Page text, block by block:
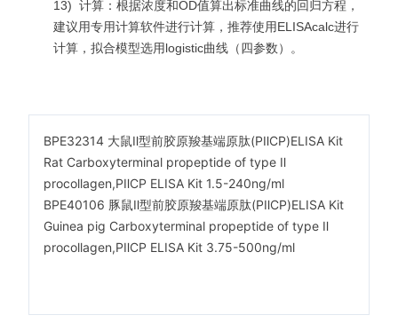
13) 计算：根据浓度和OD值算出标准曲线的回归方程，
建议用专用计算软件进行计算，推荐使用ELISAcalc进行
计算，拟合模型选用logistic曲线（四参数）。
BPE32314 大鼠Ⅱ型前胶原羧基端原肽(PⅡCP)ELISA Kit
Rat Carboxyterminal propeptide of type Ⅱ
procollagen,PⅡCP ELISA Kit 1.5-240ng/ml
BPE40106 豚鼠Ⅱ型前胶原羧基端原肽(PⅡCP)ELISA Kit
Guinea pig Carboxyterminal propeptide of type Ⅱ
procollagen,PⅡCP ELISA Kit 3.75-500ng/ml